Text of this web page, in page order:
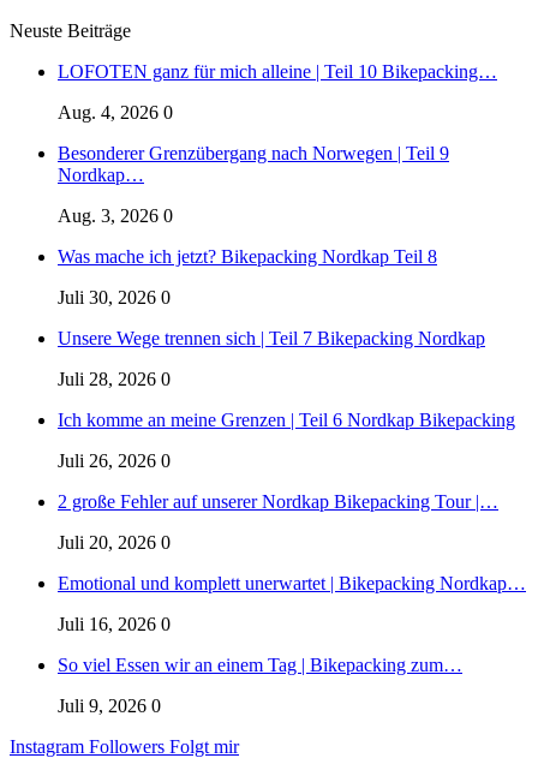
Neuste Beiträge
LOFOTEN ganz für mich alleine | Teil 10 Bikepacking…
Aug. 4, 2026 0
Besonderer Grenzübergang nach Norwegen | Teil 9
Nordkap…
Aug. 3, 2026 0
Was mache ich jetzt? Bikepacking Nordkap Teil 8
Juli 30, 2026 0
Unsere Wege trennen sich | Teil 7 Bikepacking Nordkap
Juli 28, 2026 0
Ich komme an meine Grenzen | Teil 6 Nordkap Bikepacking
Juli 26, 2026 0
2 große Fehler auf unserer Nordkap Bikepacking Tour |…
Juli 20, 2026 0
Emotional und komplett unerwartet | Bikepacking Nordkap…
Juli 16, 2026 0
So viel Essen wir an einem Tag | Bikepacking zum…
Juli 9, 2026 0
Instagram Followers Folgt mir